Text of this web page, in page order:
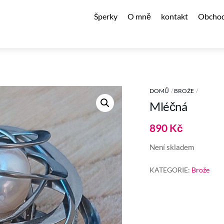
Šperky O mně kontakt
DOMŮ BROŽE
Mléčná
890 Kč
Není skladem
KATEGORIE: Brože